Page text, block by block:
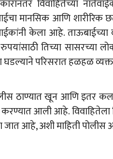
विवाहितेच्या
मानसिक आणि
केला आहे. ताऊबाईच्या
तिच्या सासरच्या
परिसरात हळहळ
ठाण्यात खून आणि इतर
आली आहे. विवाहितेला
आहे, अशी माहिती पोलीस